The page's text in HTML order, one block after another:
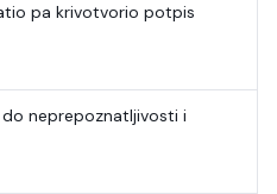
pa krivotvorio potpis
neprepoznatljivosti i